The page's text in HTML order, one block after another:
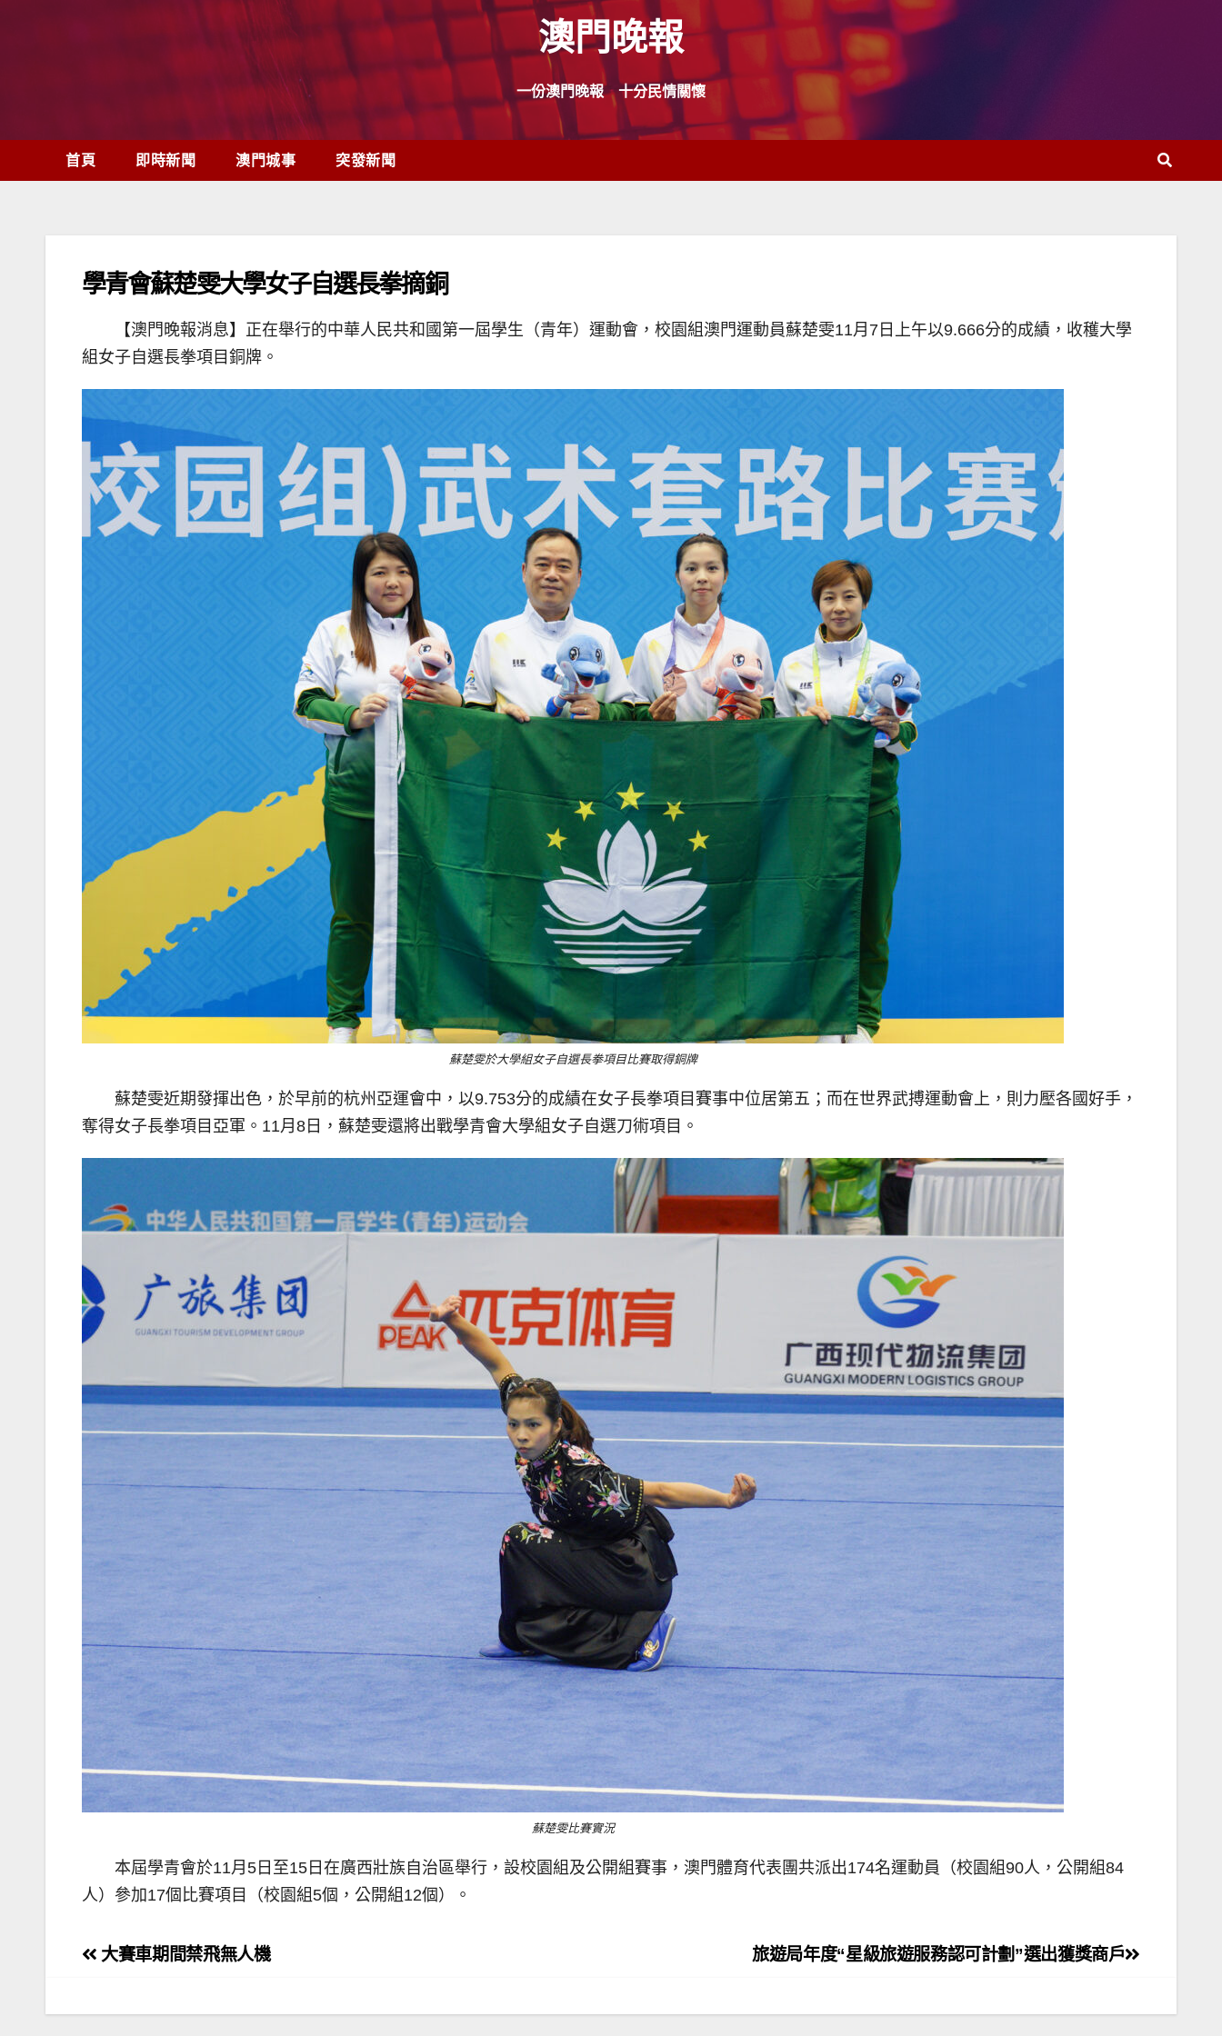
澳門晚報
一份澳門晚報 十分民情關懷
首頁 即時新聞 澳門城事 突發新聞
學青會蘇楚雯大學女子自選長拳摘銅
【澳門晚報消息】正在舉行的中華人民共和國第一屆學生（青年）運動會，校園組澳門運動員蘇楚雯11月7日上午以9.666分的成績，收穫大學
組女子自選長拳項目銅牌。
蘇楚雯於大學組女子自選長拳項目比賽取得銅牌
蘇楚雯近期發揮出色，於早前的杭州亞運會中，以9.753分的成績在女子長拳項目賽事中位居第五；而在世界武搏運動會上，則力壓各國好手，
奪得女子長拳項目亞軍。11月8日，蘇楚雯還將出戰學青會大學組女子自選刀術項目。
蘇楚雯比賽實況
本屆學青會於11月5日至15日在廣西壯族自治區舉行，設校園組及公開組賽事，澳門體育代表團共派出174名運動員（校園組90人，公開組84
人）參加17個比賽項目（校園組5個，公開組12個）。
文
導
旅遊局年度“星級旅遊服務認可計劃”選出獲獎商戶
大賽車期間禁飛無人機